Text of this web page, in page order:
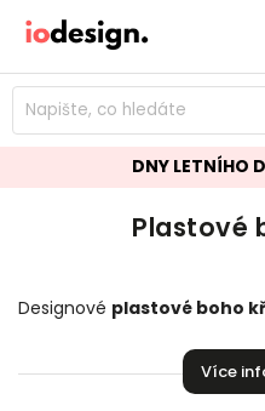
DNY LETNÍHO
Plastové
Designové plastové boho
Více